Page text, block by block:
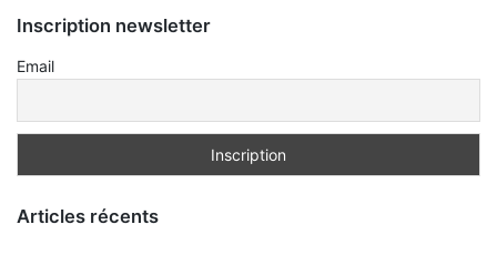
Inscription newsletter
Email
Articles récents